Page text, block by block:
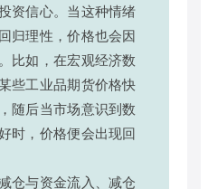
资信心。当这种情绪
归理性，价格也会因
比如，在宏观经济数
些工业品期货价格快
随后当市场意识到数
时，价格便会出现回
仓与资金流入、减仓